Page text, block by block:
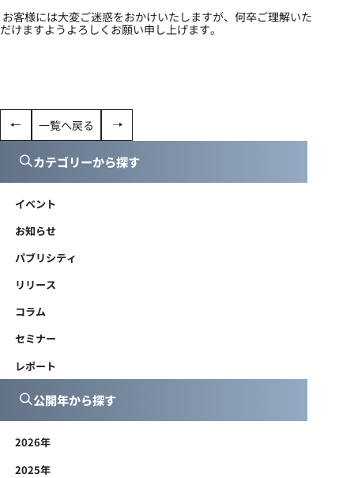
お客様には大変ご迷惑をおかけいたしますが、何卒ご理解いた
だけますようよろしくお願い申し上げます。
一覧へ戻る
カテゴリーから探す
イベント
お知らせ
パブリシティ
リリース
コラム
セミナー
レポート
公開年から探す
2026年
2025年